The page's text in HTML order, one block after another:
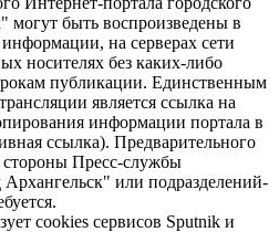
могут быть воспроизведены в
на серверах сети
носителях без каких-либо
публикации. Единственным
является ссылка на
информации портала в
ссылка). Предварительного
стороны Пресс-службы
или подразделений-
cookies сервисов Sputnik и